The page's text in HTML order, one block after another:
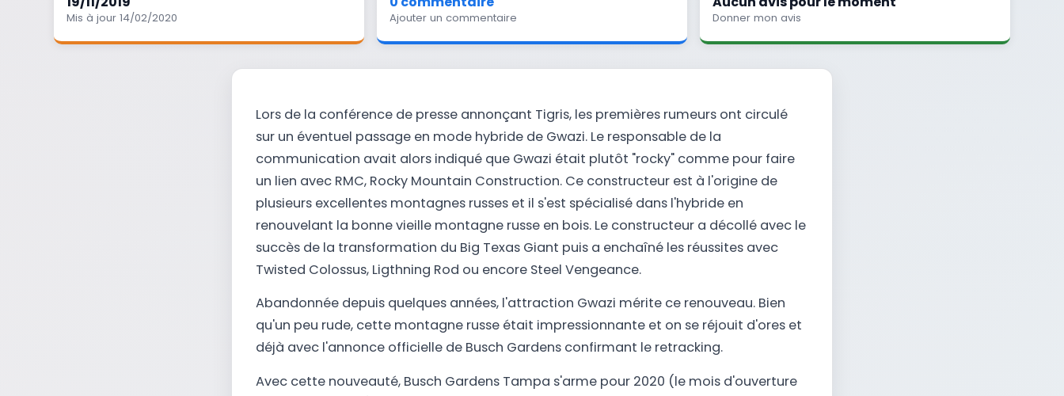
Mis à jour 14/02/2020 Ajouter un commentaire Donner mon avis
Lors de la conférence de presse annonçant Tigris, les premières rumeurs ont circulé
sur un éventuel passage en mode hybride de Gwazi. Le responsable de la
communication avait alors indiqué que Gwazi était plutôt "rocky" comme pour faire
un lien avec RMC, Rocky Mountain Construction. Ce constructeur est à l'origine de
plusieurs excellentes montagnes russes et il s'est spécialisé dans l'hybride en
renouvelant la bonne vieille montagne russe en bois. Le constructeur a décollé avec le
succès de la transformation du Big Texas Giant puis a enchaîné les réussites avec
Twisted Colossus, Ligthning Rod ou encore Steel Vengeance.
Abandonnée depuis quelques années, l'attraction Gwazi mérite ce renouveau. Bien
qu'un peu rude, cette montagne russe était impressionnante et on se réjouit d'ores et
déjà avec l'annonce officielle de Busch Gardens confirmant le retracking.
Avec cette nouveauté, Busch Gardens Tampa s'arme pour 2020 (le mois d'ouverture